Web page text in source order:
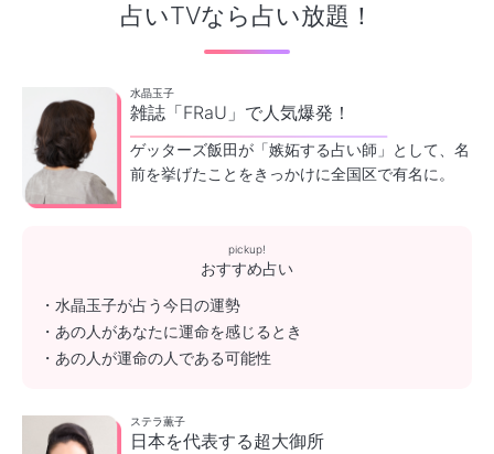
占いTVなら占い放題！
水晶玉子
雑誌「FRaU」で人気爆発！
ゲッターズ飯田が「嫉妬する占い師」として、名
前を挙げたことをきっかけに全国区で有名に。
pickup!
おすすめ占い
・水晶玉子が占う今日の運勢
・あの人があなたに運命を感じるとき
・あの人が運命の人である可能性
ステラ薫子
日本を代表する超大御所